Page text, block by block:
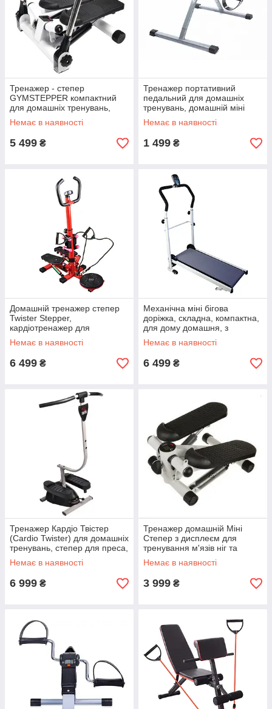
Тренажер - степер
GYMSTEPPER компактний
для домашніх тренувань,
сходи
Немає в наявності
5 499 ₴
Тренажер портативний
педальний для домашніх
тренувань, домашній міні
велотренажер для рук та ніг
Немає в наявності
1 499 ₴
Домашній тренажер степер
Twister Stepper,
кардіотренажер для
домашнього фітнесу
Немає в наявності
6 499 ₴
Механічна міні бігова
доріжка, складна, компактна,
для дому домашня, з
електронним дисплеєм
Немає в наявності
6 499 ₴
Тренажер Кардіо Твістер
(Cardio Twister) для домашніх
тренувань, степер для преса,
ніг, сідниць, рук та грудей
Немає в наявності
6 999 ₴
Тренажер домашній Міні
Степер з дисплеєм для
тренування м'язів ніг та
сідниць, сходинки
Немає в наявності
3 999 ₴